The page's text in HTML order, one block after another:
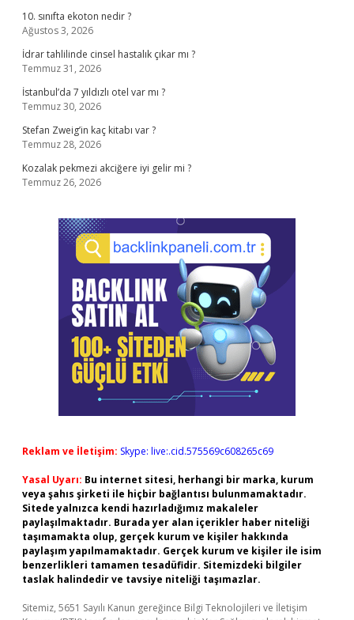
10. sınıfta ekoton nedir ?
Ağustos 3, 2026
İdrar tahlilinde cinsel hastalık çıkar mı ?
Temmuz 31, 2026
İstanbul’da 7 yıldızlı otel var mı ?
Temmuz 30, 2026
Stefan Zweig’in kaç kitabı var ?
Temmuz 28, 2026
Kozalak pekmezi akciğere iyi gelir mi ?
Temmuz 26, 2026
Reklam ve İletişim: Skype: live:.cid.575569c608265c69
Yasal Uyarı: Bu internet sitesi, herhangi bir marka, kurum
veya şahıs şirketi ile hiçbir bağlantısı bulunmamaktadır.
Sitede yalnızca kendi hazırladığımız makaleler
paylaşılmaktadır. Burada yer alan içerikler haber niteliği
taşımamakta olup, gerçek kurum ve kişiler hakkında
paylaşım yapılmamaktadır. Gerçek kurum ve kişiler ile isim
benzerlikleri tamamen tesadüfidir. Sitemizdeki bilgiler
taslak halindedir ve tavsiye niteliği taşımazlar.
Sitemiz, 5651 Sayılı Kanun gereğince Bilgi Teknolojileri ve İletişim